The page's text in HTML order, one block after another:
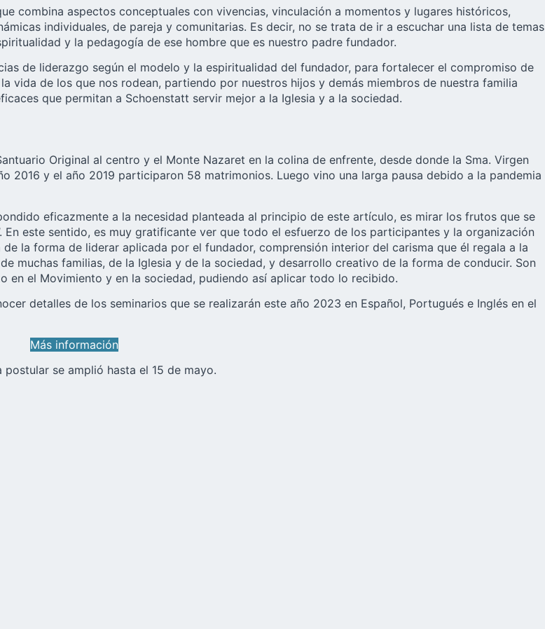
combina aspectos conceptuales con vivencias, vinculación a momentos y lugares históricos,
individuales, de pareja y comunitarias. Es decir, no se trata de ir a escuchar una lista de temas
y la pedagogía de ese hombre que es nuestro padre fundador.
de liderazgo según el modelo y la espiritualidad del fundador, para fortalecer el compromiso de
vida de los que nos rodean, partiendo por nuestros hijos y demás miembros de nuestra familia
que permitan a Schoenstatt servir mejor a la Iglesia y a la sociedad.
Original al centro y el Monte Nazaret en la colina de enfrente, desde donde la Sma. Virgen
2016 y el año 2019 participaron 58 matrimonios. Luego vino una larga pausa debido a la pandemia
eficazmente a la necesidad planteada al principio de este artículo, es mirar los frutos que se
este sentido, es muy gratificante ver que todo el esfuerzo de los participantes y la organización
la forma de liderar aplicada por el fundador, comprensión interior del carisma que él regala a la
muchas familias, de la Iglesia y de la sociedad, y desarrollo creativo de la forma de conducir. Son
el Movimiento y en la sociedad, pudiendo así aplicar todo lo recibido.
detalles de los seminarios que se realizarán este año 2023 en Español, Portugués e Inglés en el
Más información
postular se amplió hasta el 15 de mayo.